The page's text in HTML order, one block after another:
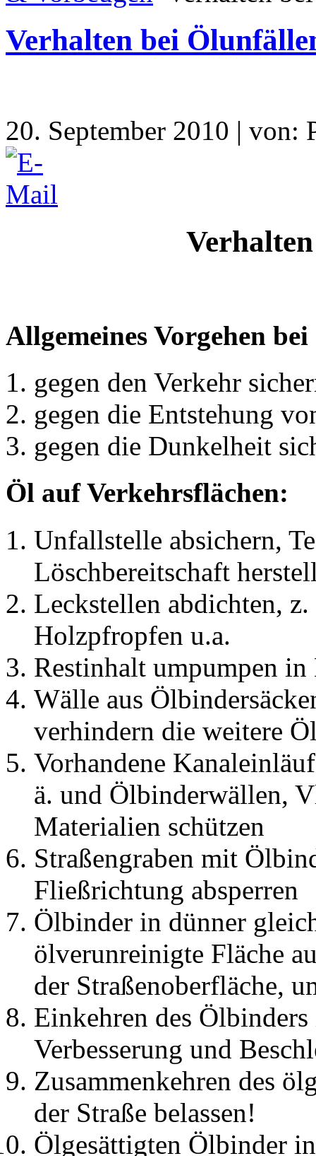
Verhalten bei
20. September 2010 | von:
Allgemeines Vorgehen
gegen den Verkehr
gegen die Entstehung
gegen die Dunkelheit
Öl auf Verkehrsflächen:
Unfallstelle absichern,
Löschbereitschaft
Leckstellen abdichten,
Holzpfropfen u.a.
Restinhalt umpumpen in
Wälle aus
verhindern die weitere
Vorhandene
ä. und Ölbinderwällen,
Materialien schützen
Straßengraben mit
Fließrichtung absperren
Ölbinder in dünner
ölverunreinigte Fläche
der Straßenoberfläche,
Einkehren des
Verbesserung und
Zusammenkehren des
der Straße belassen!
Ölgesättigten Ölbinder